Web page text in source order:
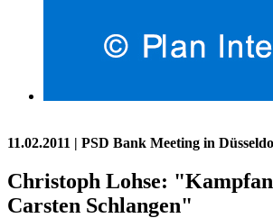
11.02.2011 | PSD Bank Meeting in
Christoph Lohse:
Carsten Schlangen"